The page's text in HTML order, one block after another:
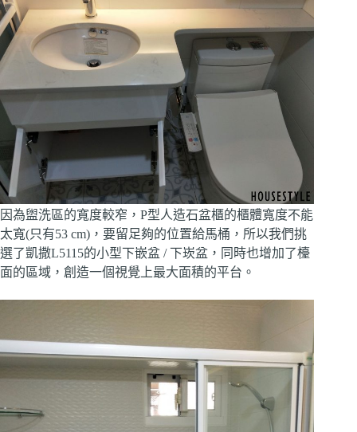
因為盥洗區的寬度較窄，P型人造石盆櫃的櫃體寬度不能
太寬(只有53 cm)，要留足夠的位置給馬桶，所以我們挑
選了凱撒L5115的小型下嵌盆 / 下崁盆，同時也增加了檯
面的區域，創造一個視覺上最大面積的平台。